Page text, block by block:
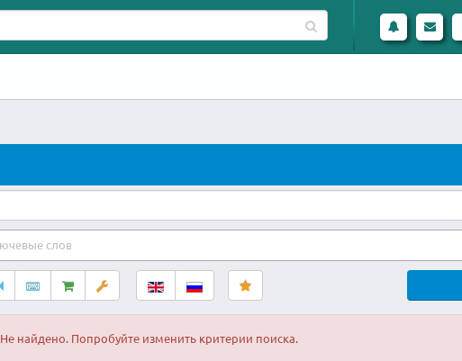
Не найдено. Попробуйте изменить критерии поиска.